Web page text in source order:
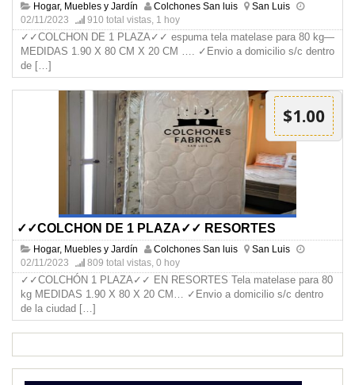
Hogar, Muebles y Jardín Colchones San luis
San Luis
02/11/2023
910 total vistas, 1 hoy
✓✓COLCHON DE 1 PLAZA✓✓ espuma tela matelase para 80 kg—
MEDIDAS 1.90 X 80 CM X 20 CM …. ✓Envio a domicilio s/c dentro
de […]
$1.00
✓✓COLCHON DE 1 PLAZA✓✓ RESORTES
Hogar, Muebles y Jardín Colchones San luis
San Luis
02/11/2023
809 total vistas, 0 hoy
✓✓COLCHÓN 1 PLAZA✓✓ EN RESORTES Tela matelase para 80
kg MEDIDAS 1.90 X 80 X 20 CM… ✓Envio a domicilio s/c dentro
de la ciudad […]